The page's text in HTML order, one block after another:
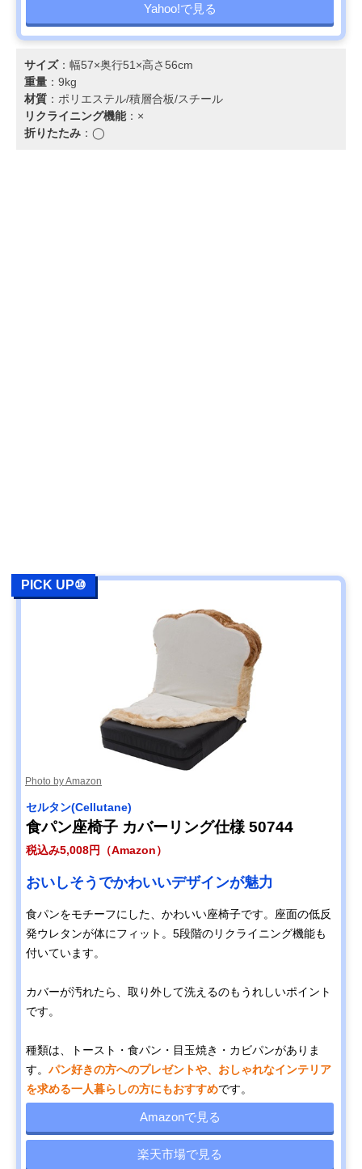
Yahoo!で見る
サイズ：幅57×奥行51×高さ56cm
重量 ：9kg
材質 ：ポリエステル/積層合板/スチール
リクライニング機能：×
折りたたみ ：◯
PICK UP⑩
Photo by Amazon
セルタン(Cellutane)
食パン座椅子 カバーリング仕様 50744
税込み5,008円（Amazon）
おいしそうでかわいいデザインが魅力
食パンをモチーフにした、かわいい座椅子です。座面の低反
発ウレタンが体にフィット。5段階のリクライニング機能も
付いています。
カバーが汚れたら、取り外して洗えるのもうれしいポイント
です。
種類は、トースト・食パン・目玉焼き・カビパンがありま
す。 パン好きの方へのプレゼントや、おしゃれなインテリア
を求める一人暮らしの方にもおすすめです。
Amazonで見る
楽天市場で見る